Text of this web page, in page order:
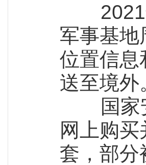
2021年
军事基地
位置信息
送至境外
国家安
网上购
套，部分